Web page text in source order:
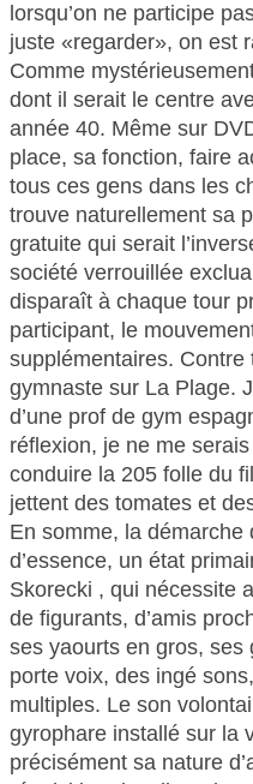
lorsqu’on ne participe
juste «regarder», on est
Comme
dont il serait le centre
année 40. Même sur
place, sa fonction, faire
tous ces gens dans les
trouve naturellement sa
gratuite qui serait
société verrouillée
disparaît à chaque tour
participant, le
supplémentaires. Contre
gymnaste sur La Plage.
d’une prof de gym
réflexion, je ne me
conduire la 205 folle du
jettent des tomates et
En somme, la
d’essence, un état
Skorecki , qui nécessite
de figurants, d’amis
ses yaourts en gros, ses
porte voix, des ingé
multiples. Le son
gyrophare installé sur la
précisément sa nature